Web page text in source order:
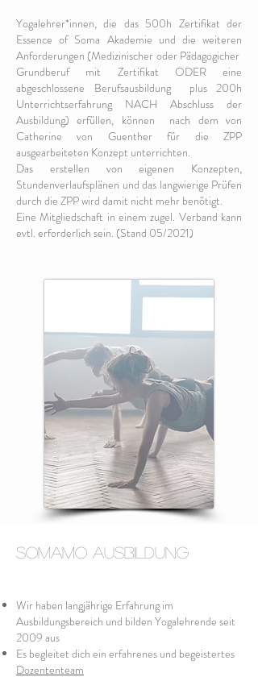
Yogalehrer*innen, die das 500h Zertifikat der
Essence of Soma Akademie und die weiteren
Anforderungen (Medizinischer oder Pädagogicher
Grundberuf mit Zertifikat ODER eine
abgeschlossene Berufsausbildung plus 200h
Unterrichtserfahrung NACH Abschluss der
Ausbildung) erfüllen, können nach dem von
Catherine von Guenther für die ZPP
ausgearbeiteten Konzept unterrichten.
Das erstellen von eigenen Konzepten,
Stundenverlaufsplänen und das langwierige Prüfen
durch die ZPP wird damit nicht mehr benötigt.
Eine Mitgliedschaft in einem zugel. Verband kann
evtl. erforderlich sein. (Stand 05/2021)
SOMAMO Ausbildung
Wir haben langjährige Erfahrung im
Ausbildungsbereich und bilden Yogalehrende seit
2009 aus
Es begleitet dich ein erfahrenes und begeistertes
Dozententeam